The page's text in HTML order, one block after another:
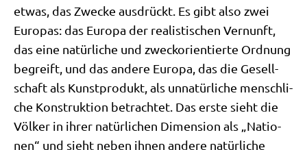
etwas, das Zwecke aus­drückt. Es gibt also zwei
Euro­pas: das Euro­pa der rea­li­sti­schen Ver­nunft,
das eine natür­li­che und zweck­ori­en­tier­te Ord­nung
begreift, und das ande­re Euro­pa, das die Gesell­
schaft als Kunst­pro­dukt, als unna­tür­li­che mensch­li­
che Kon­struk­ti­on betrach­tet. Das erste sieht die
Völ­ker in ihrer natür­li­chen Dimen­si­on als „Natio­
nen“ und sieht neben ihnen ande­re natür­li­che